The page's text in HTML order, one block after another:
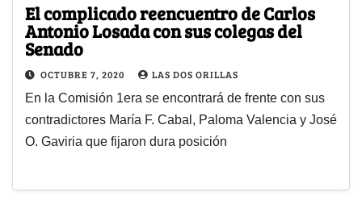
El complicado reencuentro de Carlos
Antonio Losada con sus colegas del
Senado
OCTUBRE 7, 2020 LAS DOS ORILLAS
En la Comisión 1era se encontrará de frente con sus
contradictores María F. Cabal, Paloma Valencia y José
O. Gaviria que fijaron dura posición